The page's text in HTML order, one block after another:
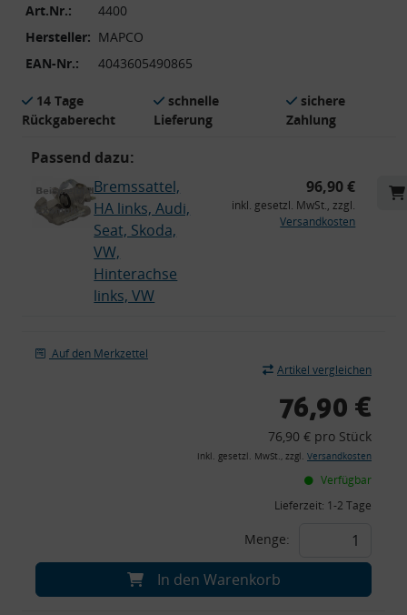
Art.Nr.:
4400
Hersteller: MAPCO
EAN-Nr.:
4043605490865
14 Tage
Rückgaberecht
schnelle
Lieferung
sichere
Zahlung
Passend dazu:
Bremssattel,
HA links, Audi,
Seat, Skoda,
VW,
Hinterachse
links, VW
96,90 €
inkl. gesetzl. MwSt., zzgl.
Versandkosten
Auf den Merkzettel
Artikel vergleichen
76,90 €
76,90 € pro Stück
inkl. gesetzl. MwSt., zzgl. Versandkosten
Verfügbar
Lieferzeit: 1-2 Tage
Menge:
In den Warenkorb